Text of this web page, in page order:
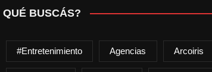
QUÉ BUSCÁS?
#entretenimiento Agencias Arcoiris